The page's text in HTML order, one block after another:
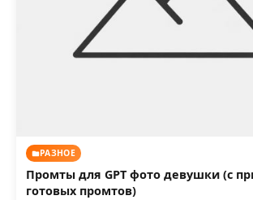
РАЗНОЕ
Промты для GPT фото девушки (с
готовых промтов)